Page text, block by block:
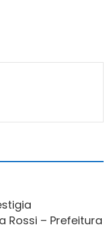
Rossi – Prefeitura